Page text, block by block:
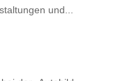
und...